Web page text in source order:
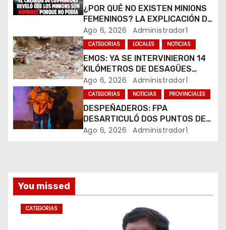
e
e
n
t
r
a
s
¿POR QUÉ NO EXISTEN MINIONS
FEMENINOS? LA EXPLICACIÓN DE
SU CREADOR QUE VOLVIÓ A
VIRALIZARSE
Ago 6, 2026 Administrador1
CATEGORIAS LOCALES NOTICIAS
EMOS: YA SE INTERVINIERON 14
KILÓMETROS DE DESAGÜES
PLUVIALES
Ago 6, 2026 Administrador1
CATEGORIAS NOTICIAS PROVINCIALES
DESPEÑADEROS: FPA
DESARTICULÓ DOS PUNTOS DE
VENTA DE DROGAS. TRES
Ago 6, 2026 Administrador1
You missed
CATEGORIAS